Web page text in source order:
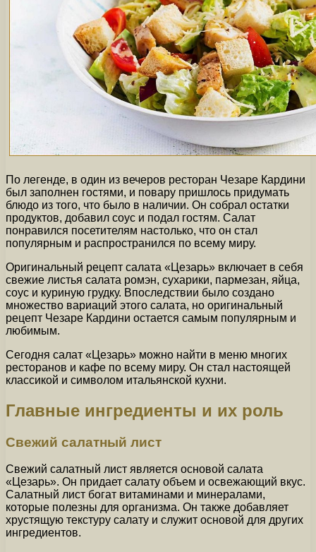
По легенде, в один из вечеров ресторан Чезаре Кардини
был заполнен гостями, и повару пришлось придумать
блюдо из того, что было в наличии. Он собрал остатки
продуктов, добавил соус и подал гостям. Салат
понравился посетителям настолько, что он стал
популярным и распространился по всему миру.
Оригинальный рецепт салата «Цезарь» включает в себя
свежие листья салата ромэн, сухарики, пармезан, яйца,
соус и куриную грудку. Впоследствии было создано
множество вариаций этого салата, но оригинальный
рецепт Чезаре Кардини остается самым популярным и
любимым.
Сегодня салат «Цезарь» можно найти в меню многих
ресторанов и кафе по всему миру. Он стал настоящей
классикой и символом итальянской кухни.
Главные ингредиенты и их роль
Свежий салатный лист
Свежий салатный лист является основой салата
«Цезарь». Он придает салату объем и освежающий вкус.
Салатный лист богат витаминами и минералами,
которые полезны для организма. Он также добавляет
хрустящую текстуру салату и служит основой для других
ингредиентов.